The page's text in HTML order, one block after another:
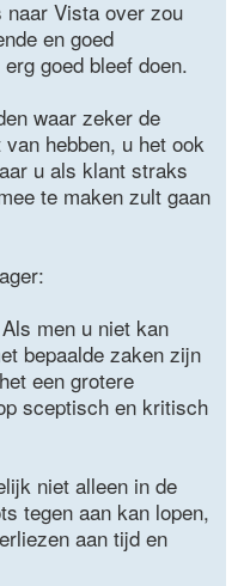
naar Vista over zou
en goed
goed bleef doen.
waar zeker de
hebben, u het ook
u als klant straks
te maken zult gaan
men u niet kan
bepaalde zaken zijn
een grotere
sceptisch en kritisch
niet alleen in de
tegen aan kan lopen,
aan tijd en